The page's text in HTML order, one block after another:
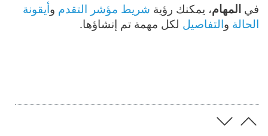
في المهام، يمكنك رؤية شريط مؤشر التقدم وأيقونة
الحالة والتفاصيل لكل مهمة تم إنشاؤها.